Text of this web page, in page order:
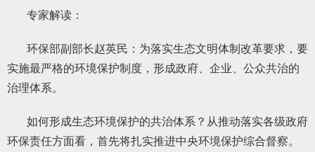
专家解读：
环保部副部长赵英民：为落实生态文明体制改革要求，要
实施最严格的环境保护制度，形成政府、企业、公众共治的
治理体系。
如何形成生态环境保护的共治体系？从推动落实各级政府
环保责任方面看，首先将扎实推进中央环境保护综合督察。